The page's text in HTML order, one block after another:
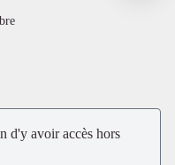
d'y avoir accès hors